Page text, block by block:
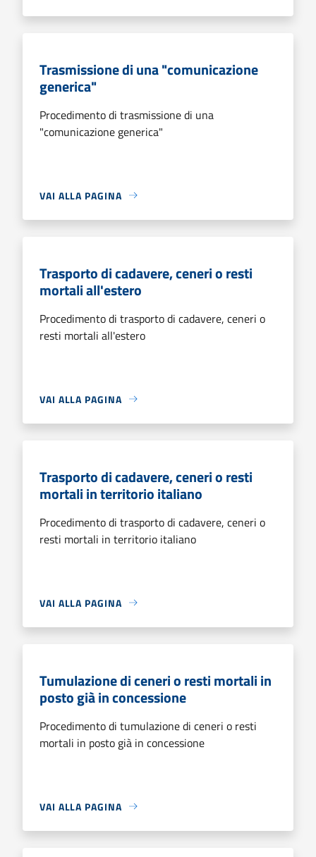
Trasmissione di una "comunicazione
generica"
Procedimento di trasmissione di una
"comunicazione generica"
VAI ALLA PAGINA
Trasporto di cadavere, ceneri o resti
mortali all'estero
Procedimento di trasporto di cadavere, ceneri o
resti mortali all'estero
VAI ALLA PAGINA
Trasporto di cadavere, ceneri o resti
mortali in territorio italiano
Procedimento di trasporto di cadavere, ceneri o
resti mortali in territorio italiano
VAI ALLA PAGINA
Tumulazione di ceneri o resti mortali in
posto già in concessione
Procedimento di tumulazione di ceneri o resti
mortali in posto già in concessione
VAI ALLA PAGINA